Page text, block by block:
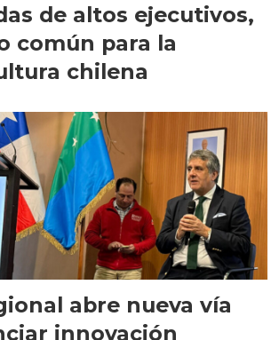
de altos ejecutivos,
común para la
chilena
abre nueva vía
innovación